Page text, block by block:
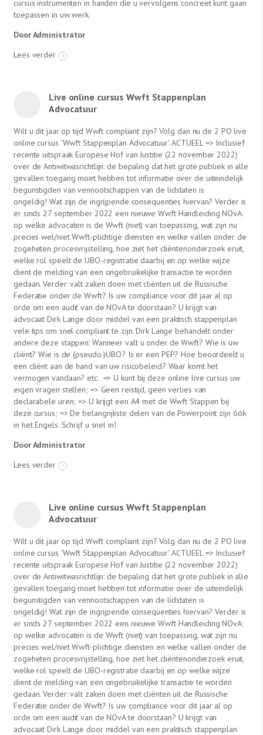
cursus instrumenten in handen die u vervolgens concreet kunt gaan
toepassen in uw werk.
Door Administrator
Lees verder
Live online cursus Wwft Stappenplan
Advocatuur
Wilt u dit jaar op tijd Wwft compliant zijn? Volg dan nu de 2 PO live
online cursus 'Wwft Stappenplan Advocatuur'. ACTUEEL => Inclusief
recente uitspraak Europese Hof van Justitie (22 november 2022)
over de Antiwitwasrichtlijn: de bepaling dat het grote publiek in alle
gevallen toegang moet hebben tot informatie over de uiteindelijk
begunstigden van vennootschappen van de lidstaten is
ongeldig! Wat zijn de ingrijpende consequenties hiervan? Verder is
er sinds 27 september 2022 een nieuwe Wwft Handleiding NOvA:
op welke advocaten is de Wwft (niet) van toepassing, wat zijn nu
precies wel/niet Wwft-plichtige diensten en welke vallen onder de
zogeheten procesvrijstelling, hoe ziet het cliëntenonderzoek eruit,
welke rol speelt de UBO-registratie daarbij en op welke wijze
dient de melding van een ongebruikelijke transactie te worden
gedaan. Verder: valt zaken doen met cliënten uit de Russische
Federatie onder de Wwft? Is uw compliance voor dit jaar al op
orde om een audit van de NOvA te doorstaan? U krijgt van
advocaat Dirk Lange door middel van een praktisch stappenplan
vele tips om snel compliant te zijn. Dirk Lange behandelt onder
andere deze stappen: Wanneer valt u onder de Wwft? Wie is uw
cliënt? Wie is de (pseudo-)UBO? Is er een PEP? Hoe beoordeelt u
een cliënt aan de hand van uw risicobeleid? Waar komt het
vermogen vandaan? etc. => U kunt bij deze online live cursus uw
eigen vragen stellen; => Geen reistijd, geen verlies van
declarabele uren; => U krijgt een A4 met de Wwft Stappen bij
deze cursus; => De belangrijkste delen van de Powerpoint zijn óók
in het Engels. Schrijf u snel in!
Door Administrator
Lees verder
Live online cursus Wwft Stappenplan
Advocatuur
Wilt u dit jaar op tijd Wwft compliant zijn? Volg dan nu de 2 PO live
online cursus 'Wwft Stappenplan Advocatuur'. ACTUEEL => Inclusief
recente uitspraak Europese Hof van Justitie (22 november 2022)
over de Antiwitwasrichtlijn: de bepaling dat het grote publiek in alle
gevallen toegang moet hebben tot informatie over de uiteindelijk
begunstigden van vennootschappen van de lidstaten is
ongeldig! Wat zijn de ingrijpende consequenties hiervan? Verder is
er sinds 27 september 2022 een nieuwe Wwft Handleiding NOvA:
op welke advocaten is de Wwft (niet) van toepassing, wat zijn nu
precies wel/niet Wwft-plichtige diensten en welke vallen onder de
zogeheten procesvrijstelling, hoe ziet het cliëntenonderzoek eruit,
welke rol speelt de UBO-registratie daarbij en op welke wijze
dient de melding van een ongebruikelijke transactie te worden
gedaan. Verder: valt zaken doen met cliënten uit de Russische
Federatie onder de Wwft? Is uw compliance voor dit jaar al op
orde om een audit van de NOvA te doorstaan? U krijgt van
advocaat Dirk Lange door middel van een praktisch stappenplan